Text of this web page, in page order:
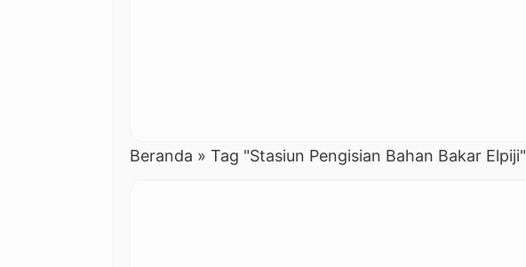
Beranda » Tag "Stasiun Pengisian Bahan Bakar Elpiji"